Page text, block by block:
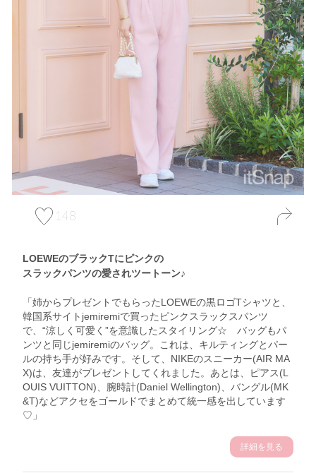
148
LOEWEのブラックTにピンクの
スラックパンツの愛されツートーン♪
「姉からプレゼントでもらったLOEWEの黒ロゴTシャツと、
韓国系サイトjemiremiで買ったピンクスラックスパンツ
で、“涼しく可愛く”を意識したスタイリング☆ バッグもパ
ンツと同じjemiremiのバッグ。これは、キルティングとパー
ルの持ち手が好みです。そして、NIKEのスニーカー(AIR MA
X)は、友達がプレゼントしてくれました。あとは、ピアス(L
OUIS VUITTON)、腕時計(Daniel Wellington)、バングル(MK
&T)などアクセをゴールドでまとめて統一感を出しています
♡」
詳細を見る